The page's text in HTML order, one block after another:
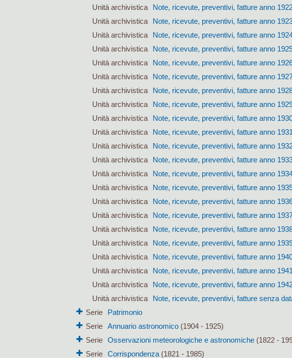
Unità archivistica
Note, ricevute, preventivi, fatture anno
Unità archivistica
Note, ricevute, preventivi, fatture anno
Unità archivistica
Note, ricevute, preventivi, fatture anno
Unità archivistica
Note, ricevute, preventivi, fatture anno
Unità archivistica
Note, ricevute, preventivi, fatture anno
Unità archivistica
Note, ricevute, preventivi, fatture anno
Unità archivistica
Note, ricevute, preventivi, fatture anno
Unità archivistica
Note, ricevute, preventivi, fatture anno
Unità archivistica
Note, ricevute, preventivi, fatture anno
Unità archivistica
Note, ricevute, preventivi, fatture anno 1931
Unità archivistica
Note, ricevute, preventivi, fatture anno
Unità archivistica
Note, ricevute, preventivi, fatture anno
Unità archivistica
Note, ricevute, preventivi, fatture anno
Unità archivistica
Note, ricevute, preventivi, fatture anno
Unità archivistica
Note, ricevute, preventivi, fatture anno
Unità archivistica
Note, ricevute, preventivi, fatture anno
Unità archivistica
Note, ricevute, preventivi, fatture anno
Unità archivistica
Note, ricevute, preventivi, fatture anno
Unità archivistica
Note, ricevute, preventivi, fatture anno
Unità archivistica
Note, ricevute, preventivi, fatture anno 1941
Unità archivistica
Note, ricevute, preventivi, fatture anno
Unità archivistica
Note, ricevute, preventivi, fatture senza
Serie
Patrimonio
Serie Annuario astronomico(1904 - 1925)
Serie Osservazioni meteorologiche e astronomiche(1822 -
Serie Corrispondenza(1821 - 1985)